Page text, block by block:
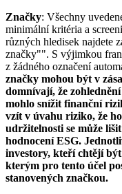
Značky: Všechny
minimální kritéria a
různých hledisek najdete
značky"". S výjimkou
z žádného označení
značky mohou být v
domnívají, že
mohlo snížit finanční
vzít v úvahu riziko, že
udržitelnosti se může
hodnocení ESG.
investory, kteří chtějí
kterým pro tento účel
stanovených značkou.